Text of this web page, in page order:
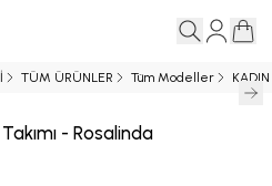
TÜM ÜRÜNLER Tüm Modeller KADIN
- Rosalinda